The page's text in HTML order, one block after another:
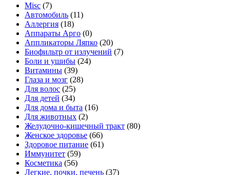
Misc (7)
Автомобиль (11)
Аллергия (18)
Аппараты Арго (0)
Аппликаторы Ляпко (20)
Биофильтр от излучений (7)
Боли и ушибы (24)
Витамины (39)
Глаза и мозг (28)
Для волос (25)
Для детей (34)
Для дома и быта (16)
Для животных (2)
Желудочно-кишечный тракт (80)
Женское здоровье (66)
Здоровое питание (61)
Иммунитет (59)
Косметика (56)
Легкие, почки, печень (37)